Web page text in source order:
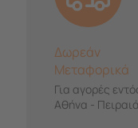
Δωρεάν
Μεταφορικά
Για αγορές
Αθήνα - Πειραιά